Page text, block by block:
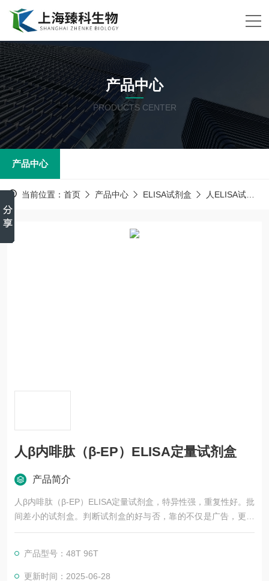
产品中心
PRODUCTS CENTER
产品中心
当前位置： 首页 产品中心 ELISA试剂盒 人ELISA试剂盒
人β内啡肽（β-EP）ELISA定量试剂盒
产品简介
人β内啡肽（β-EP）ELISA定量试剂盒，特异性强，重复性好。批
间差小的试剂盒。判断试剂盒的好与否，靠的不仅是广告，更应
该是靠过硬的技术，稳定的质量，良好的口碑，*的售后。臻科生
研究所合作品牌。期待合作共赢。
产品型号：48T 96T
更新时间：2025-06-28